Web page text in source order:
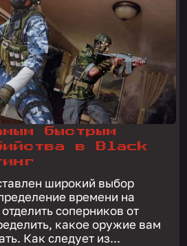
быстрым
в Black
широкий выбор
времени на
соперников от
какое оружие вам
следует использовать. Как следует из...